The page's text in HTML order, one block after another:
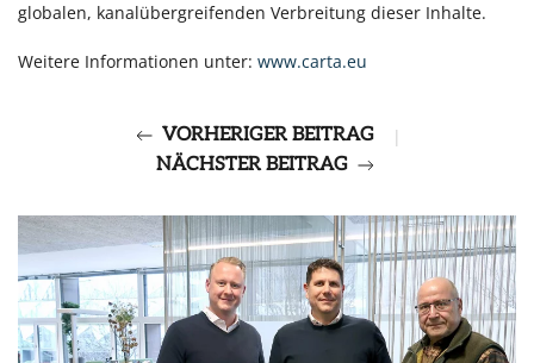
globalen, kanalübergreifenden Verbreitung dieser Inhalte.
Weitere Informationen unter: www.carta.eu
VORHERIGER BEITRAG
|
NÄCHSTER BEITRAG